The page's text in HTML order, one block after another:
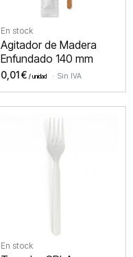
En stock
Agitador de Madera
Enfundado 140 mm
0,01€ Sin IVA
En stock